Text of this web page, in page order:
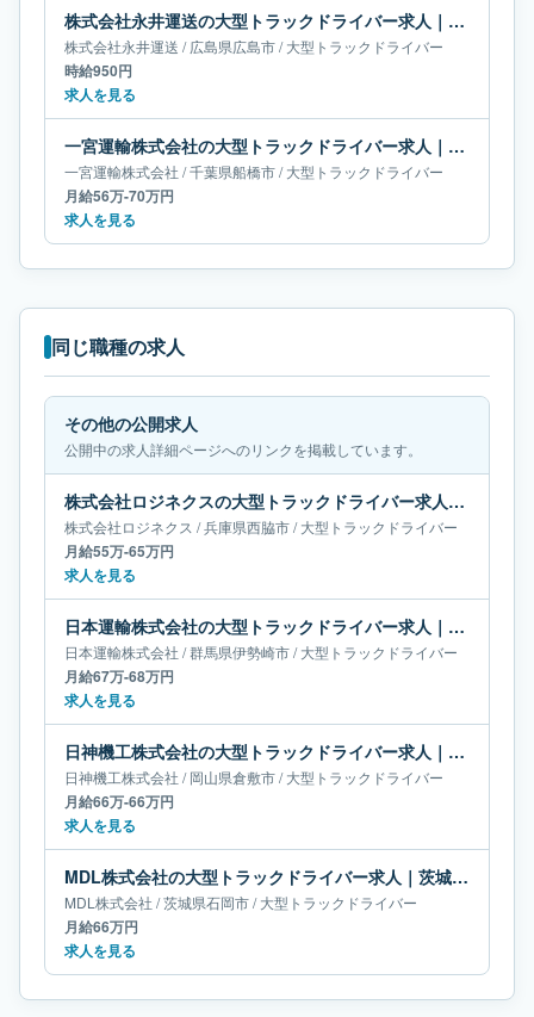
株式会社永井運送の大型トラックドライバー求人｜広島県広島市
株式会社永井運送 /広島県広島市/大型トラックドライバー
時給950円
求人を見る
一宮運輸株式会社の大型トラックドライバー求人｜千葉県船橋市｜月給56万-70万円
一宮運輸株式会社 /千葉県船橋市/大型トラックドライバー
月給56万-70万円
求人を見る
同じ職種の求人
その他の公開求人
公開中の求人詳細ページへのリンクを掲載しています。
株式会社ロジネクスの大型トラックドライバー求人｜兵庫県西脇市｜月給55万-65万円
株式会社ロジネクス /兵庫県西脇市/大型トラックドライバー
月給55万-65万円
求人を見る
日本運輸株式会社の大型トラックドライバー求人｜群馬県伊勢崎市｜月給67万-68万円
日本運輸株式会社 /群馬県伊勢崎市/大型トラックドライバー
月給67万-68万円
求人を見る
日神機工株式会社の大型トラックドライバー求人｜岡山県倉敷市｜月給66万-66万円
日神機工株式会社 /岡山県倉敷市/大型トラックドライバー
月給66万-66万円
求人を見る
MDL株式会社の大型トラックドライバー求人｜茨城県石岡市｜月給66万円
MDL株式会社 /茨城県石岡市/大型トラックドライバー
月給66万円
求人を見る